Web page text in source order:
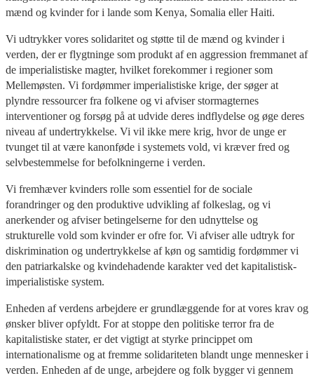
mænd og kvinder for i lande som Kenya, Somalia eller Haiti.
Vi udtrykker vores solidaritet og støtte til de mænd og kvinder i
verden, der er flygtninge som produkt af en aggression fremmanet af
de imperialistiske magter, hvilket forekommer i regioner som
Mellemøsten. Vi fordømmer imperialistiske krige, der søger at
plyndre ressourcer fra folkene og vi afviser stormagternes
interventioner og forsøg på at udvide deres indflydelse og øge deres
niveau af undertrykkelse. Vi vil ikke mere krig, hvor de unge er
tvunget til at være kanonføde i systemets vold, vi kræver fred og
selvbestemmelse for befolkningerne i verden.
Vi fremhæver kvinders rolle som essentiel for de sociale
forandringer og den produktive udvikling af folkeslag, og vi
anerkender og afviser betingelserne for den udnyttelse og
strukturelle vold som kvinder er ofre for. Vi afviser alle udtryk for
diskrimination og undertrykkelse af køn og samtidig fordømmer vi
den patriarkalske og kvindehadende karakter ved det kapitalistisk-
imperialistiske system.
Enheden af verdens arbejdere er grundlæggende for at vores krav og
ønsker bliver opfyldt. For at stoppe den politiske terror fra de
kapitalistiske stater, er det vigtigt at styrke princippet om
internationalisme og at fremme solidariteten blandt unge mennesker i
verden. Enheden af de unge, arbejdere og folk bygger vi gennem